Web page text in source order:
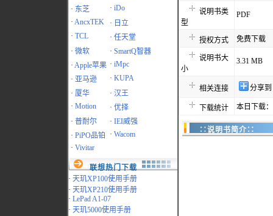
· 东芝 · iDo
· AncxTEK · 日立
· TCL · 任天堂
· 微软 · SmartQ智器
· Apple苹果 · iMpc
· 亚马逊 · KUPA
· 厦华 · 汉王
· Motion · 优择
· 普耐尔 · IEI威强
· PiPO品铂 · Wacom
· Vivitar
联想热门下载
· 天玑XP100使用手册
· 天玑XP210使用手册
· LePad A1-07
· 天玑5000使用手册
说明书类
型
PDF
授权方式 免费下载
说明书大
小
3.31 MB
相关连接 分享
下载统计 本日下载
∷说明书简介∷